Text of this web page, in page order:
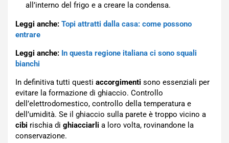
all’interno del frigo e a creare la condensa.
Leggi anche: Topi attratti dalla casa: come possono
entrare
Leggi anche: In questa regione italiana ci sono squali
bianchi
In definitiva tutti questi accorgimenti sono essenziali per
evitare la formazione di ghiaccio. Controllo
dell’elettrodomestico, controllo della temperatura e
dell’umidità. Se il ghiaccio sulla parete è troppo vicino a
cibi rischia di ghiacciarli a loro volta, rovinandone la
conservazione.